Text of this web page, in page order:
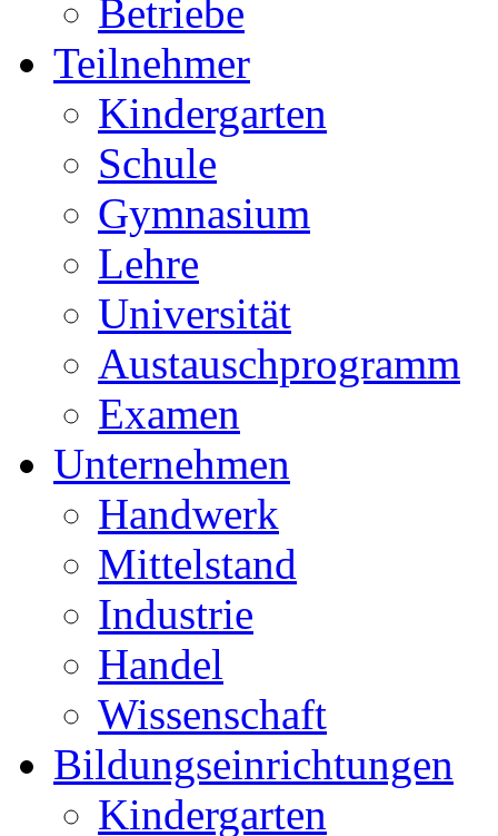
Betriebe
Teilnehmer
Kindergarten
Schule
Gymnasium
Lehre
Universität
Austauschprogramm
Examen
Unternehmen
Handwerk
Mittelstand
Industrie
Handel
Wissenschaft
Bildungseinrichtungen
Kindergarten